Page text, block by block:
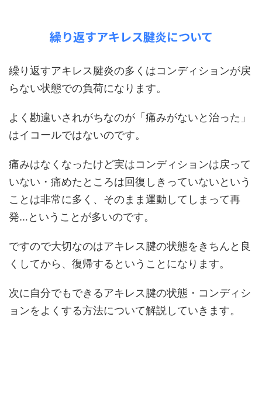
繰り返すアキレス腱炎について
繰り返すアキレス腱炎の多くはコンディションが戻
らない状態での負荷になります。
よく勘違いされがちなのが「痛みがないと治った」
はイコールではないのです。
痛みはなくなったけど実はコンディションは戻って
いない・痛めたところは回復しきっていないという
ことは非常に多く、そのまま運動してしまって再
発…ということが多いのです。
ですので大切なのはアキレス腱の状態をきちんと良
くしてから、復帰するということになります。
次に自分でもできるアキレス腱の状態・コンディシ
ョンをよくする方法について解説していきます。